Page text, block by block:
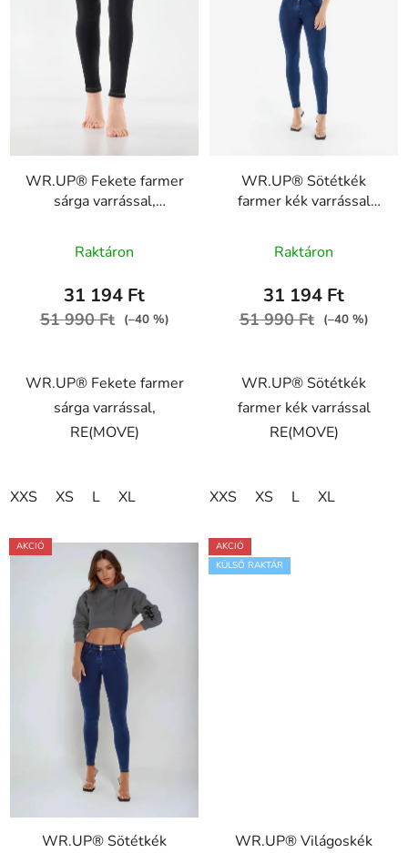
WR.UP® Fekete farmer
sárga varrással,
WRUP1RC002ORG,
J7Y
Raktáron
31 194 Ft
51 990 Ft (–40 %)
WR.UP® Fekete farmer
sárga varrással,
RE(MOVE)
XXS XS L XL
WR.UP® Sötétkék
farmer kék varrással
WRUP1RC002ORG,
J0B
Raktáron
31 194 Ft
51 990 Ft (–40 %)
WR.UP® Sötétkék
farmer kék varrással
RE(MOVE)
XXS XS L XL
AKCIÓ
WR.UP® Sötétkék
AKCIÓ
KÜLSŐ RAKTÁR
WR.UP® Világoskék